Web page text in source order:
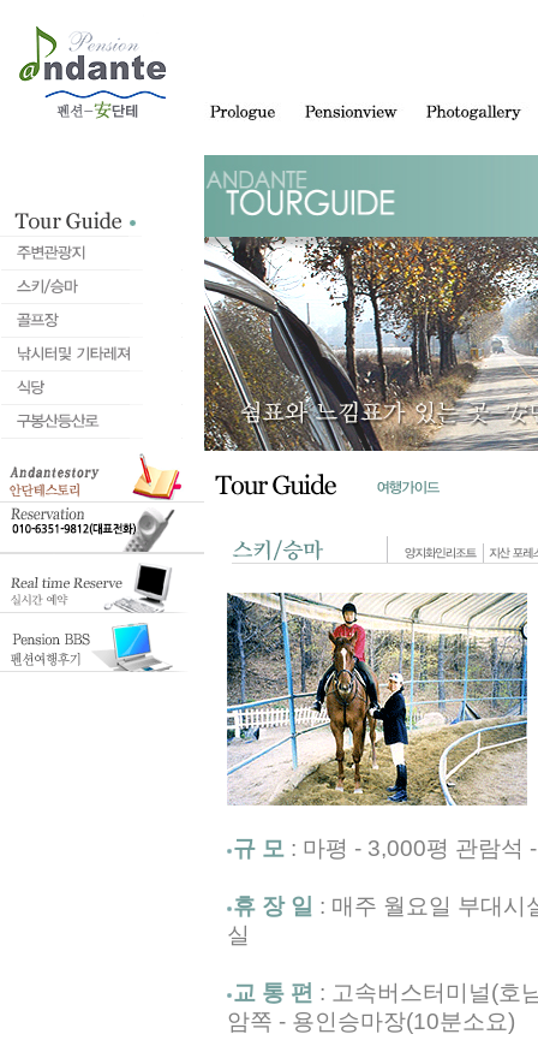
규 모 : 마평 - 3,000평 관람석
휴 장 일 : 매주 월요일 부대시
실
교 통 편 : 고속버스터미널(호
암쪽 - 용인승마장(10분소요)